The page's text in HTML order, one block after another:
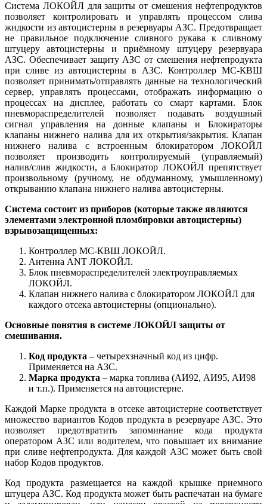
Система ЛОКОЙЛ для защиты от смешения нефтепродуктов
позволяет контролировать и управлять процессом слива
жидкости из автоцистерны в резервуары АЗС. Предотвращает
не правильное подключение сливного рукава к сливному
штуцеру автоцистерны и приёмному штуцеру резервуара
АЗС. Обеспечивает защиту АЗС от смешения нефтепродукта
при сливе из автоцистерны в АЗС. Контроллер МС-КВШ
позволяет принимать/отправлять данные на технологический
сервер, управлять процессами, отображать информацию о
процессах на дисплее, работать со смарт картами. Блок
пневмораспределителей позволяет подавать воздушный
сигнал управления на донные клапаны и Блокираторы
клапаны нижнего налива для их открытия/закрытия. Клапан
нижнего налива с встроенным блокиратором ЛОКОЙЛ
позволяет производить контролируемый (управляемый)
налив/слив жидкости, а Блокиратор ЛОКОЙЛ препятствует
произвольному (ручному, не обдуманному, умышленному)
открыванию клапана нижнего налива автоцистерны.
Система состоит из приборов (которые также являются
элементами электронной пломбировки автоцистерны)
взрывозащищенных:
Контроллер МС-КВШ ЛОКОЙЛ.
Антенна ANT ЛОКОЙЛ.
Блок пневмораспределителей электроуправляемых
ЛОКОЙЛ.
Клапан нижнего налива с блокиратором ЛОКОЙЛ для
каждого отсека автоцистерны (опционально).
Основные понятия в системе ЛОКОЙЛ защиты от
смешивания.
Код продукта – четырехзначный код из цифр.
Применяется на АЗС.
Марка продукта – марка топлива (АИ92, АИ95, АИ98
и т.п.). Применяется на автоцистерне.
Каждой Марке продукта в отсеке автоцистерне соответствует
множество вариантов Кодов продукта в резервуаре АЗС. Это
позволяет предотвратить запоминание кода продукта
оператором АЗС или водителем, что повышает их внимание
при сливе нефтепродукта. Для каждой АЗС может быть свой
набор Кодов продуктов.
Код продукта размещается на каждой крышке приемного
штуцера АЗС. Код продукта может быть распечатан на бумаге